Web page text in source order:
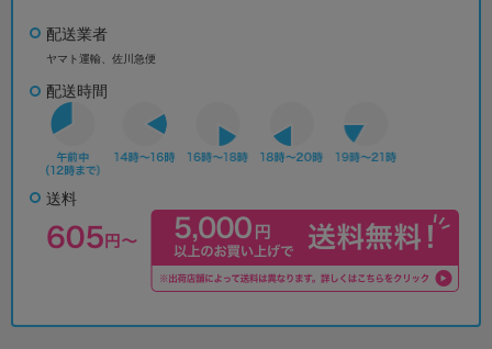
配送業者
ヤマト運輸、佐川急便
配送時間
送料